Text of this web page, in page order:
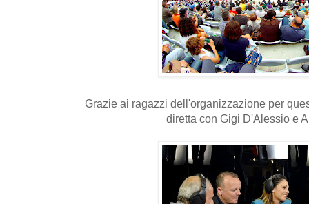
Grazie ai ragazzi dell'organizzazione per
diretta con Gigi D'Alessio e